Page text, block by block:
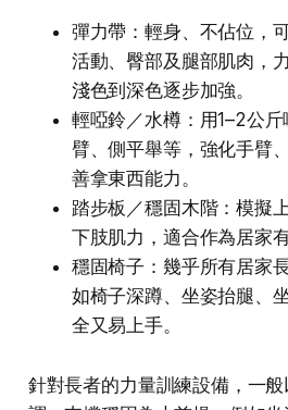
彈力帶：輕身、不佔位，
活動、臀部及腿部肌肉，
淺色到深色逐步加強。
輕啞鈴／水樽：用1–2公
臂、側平舉等，強化手臂
善拿東西能力。
踏步板／穩固木階：模擬
下肢肌力，適合作為居家
穩固椅子：幾乎所有居家
如椅子深蹲、坐姿抬腿、
全又易上手。
針對長者的力量訓練設備，一